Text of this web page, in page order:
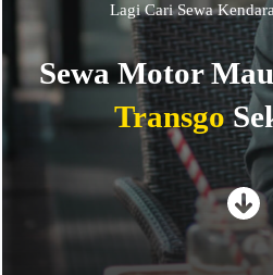
Lagi Cari Sewa
Sewa Motor
Transgo